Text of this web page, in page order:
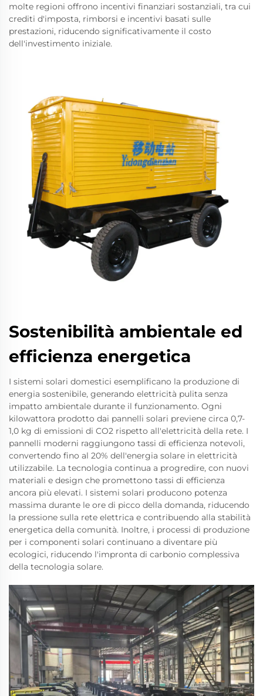
molte regioni offrono incentivi finanziari sostanziali, tra cui
crediti d'imposta, rimborsi e incentivi basati sulle
prestazioni, riducendo significativamente il costo
dell'investimento iniziale.
Sostenibilità ambientale ed
efficienza energetica
I sistemi solari domestici esemplificano la produzione di
energia sostenibile, generando elettricità pulita senza
impatto ambientale durante il funzionamento. Ogni
kilowattora prodotto dai pannelli solari previene circa 0,7-
1,0 kg di emissioni di CO2 rispetto all'elettricità della rete. I
pannelli moderni raggiungono tassi di efficienza notevoli,
convertendo fino al 20% dell'energia solare in elettricità
utilizzabile. La tecnologia continua a progredire, con nuovi
materiali e design che promettono tassi di efficienza
ancora più elevati. I sistemi solari producono potenza
massima durante le ore di picco della domanda, riducendo
la pressione sulla rete elettrica e contribuendo alla stabilità
energetica della comunità. Inoltre, i processi di produzione
per i componenti solari continuano a diventare più
ecologici, riducendo l'impronta di carbonio complessiva
della tecnologia solare.